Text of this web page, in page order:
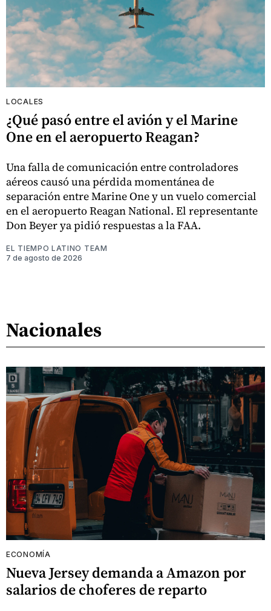
LOCALES
¿Qué pasó entre el avión y el Marine
One en el aeropuerto Reagan?
Una falla de comunicación entre controladores
aéreos causó una pérdida momentánea de
separación entre Marine One y un vuelo comercial
en el aeropuerto Reagan National. El representante
Don Beyer ya pidió respuestas a la FAA.
EL TIEMPO LATINO TEAM
7 de agosto de 2026
Nacionales
ECONOMÍA
Nueva Jersey demanda a Amazon por
salarios de choferes de reparto